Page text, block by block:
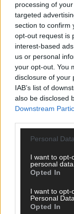
processing of
targeted
section to confirm
opt-out request is
interest-based
us or personal
your opt-out. You
disclosure of your
IAB’s list of
also be disclosed
Downstream
Personal
I want to opt-
personal data.
Opted In
I want to opt-
Personal Data.
Opted In
Hetze, Spam oder
gelten unsere
Kommentar
Vor- und
E-Mail
Benachrichtige